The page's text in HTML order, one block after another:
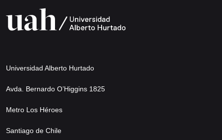
Universidad Alberto Hurtado
Avda. Bernardo O’Higgins 1825
Metro Los Héroes
Santiago de Chile